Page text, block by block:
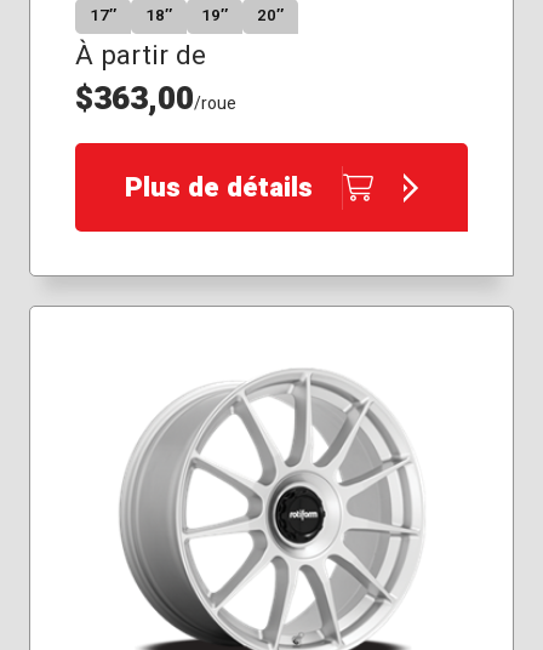
17″ 18″ 19″ 20″
À partir de
$363,00/roue
Plus de détails